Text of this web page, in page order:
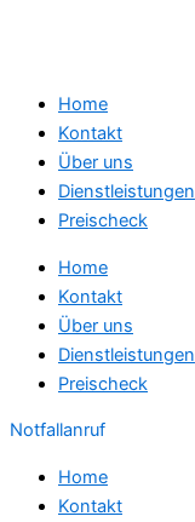
Home
Kontakt
Über uns
Dienstleistungen
Preischeck
Home
Kontakt
Über uns
Dienstleistungen
Preischeck
Notfallanruf
Home
Kontakt